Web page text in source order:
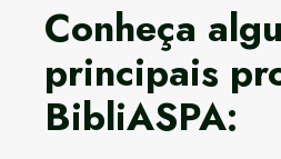
Conheça
principais
BibliASPA: